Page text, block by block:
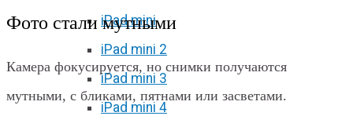
iPad mini
iPad mini 2
iPad mini 3
iPad mini 4
Фото стали мутными
Камера фокусируется, но снимки получаются
мутными, с бликами, пятнами или засветами.